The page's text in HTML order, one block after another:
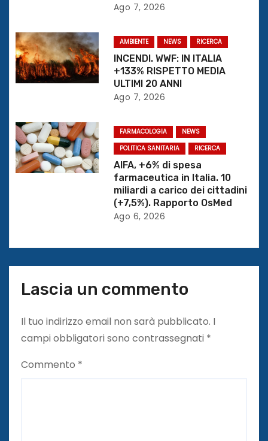
t
i
o
l
i
Ago 7, 2026
AMBIENTE NEWS RICERCA
INCENDI. WWF: IN ITALIA
+133% RISPETTO MEDIA
ULTIMI 20 ANNI
Ago 7, 2026
FARMACOLOGIA
NEWS
POLITICA SANITARIA
RICERCA
AIFA, +6% di spesa
farmaceutica in Italia. 10
miliardi a carico dei cittadini
(+7,5%). Rapporto OsMed
Ago 6, 2026
Lascia un commento
Il tuo indirizzo email non sarà pubblicato. I
campi obbligatori sono contrassegnati *
Commento *